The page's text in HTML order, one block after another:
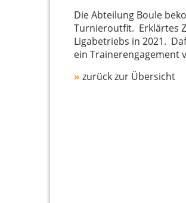
Die Abteilung Boule
Turnieroutfit. Erklärtes
Ligabetriebs in 2021.
ein Trainerengagement
» zurück zur Übersicht